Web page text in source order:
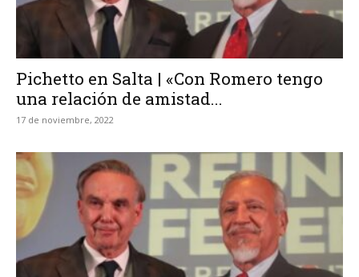
Pichetto en Salta | «Con Romero tengo
una relación de amistad...
17 de noviembre, 2022